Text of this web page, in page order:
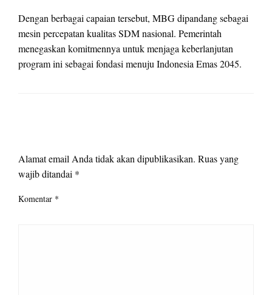
Dengan berbagai capaian tersebut, MBG dipandang sebagai
mesin percepatan kualitas SDM nasional. Pemerintah
menegaskan komitmennya untuk menjaga keberlanjutan
program ini sebagai fondasi menuju Indonesia Emas 2045.
Alamat email Anda tidak akan dipublikasikan. Ruas yang
wajib ditandai *
Komentar *